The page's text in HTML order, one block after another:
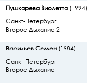
Пушкарева Виолетта(1994)
Санкт-Петербург
Второе Дыхание 2
Васильев Семен(1984)
Санкт-Петербург
Второе Дыхание